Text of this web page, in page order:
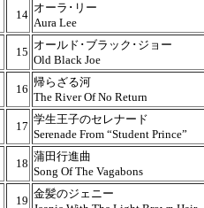
14
オーラ･リー
Aura Lee
15
オールド･ブラック･ジョー
Old Black Joe
16
帰らざる河
The River Of No Return
17
学生王子のセレナード
Serenade From “Student Prince”
18
蒲田行進曲
Song Of The Vagabons
19
金髪のジェニー